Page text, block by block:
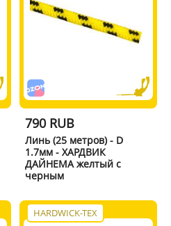
790 RUB
Линь (25 метров) - D
1.7мм - ХАРДВИК
ДАЙНЕМА желтый с
черным
HARDWICK-TEX